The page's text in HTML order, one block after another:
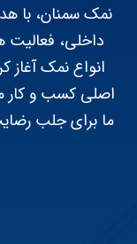
نمک سمنان، با
داخلی، فعالیت
انواع نمک
اصلی کسب و کار
ما برای جلب